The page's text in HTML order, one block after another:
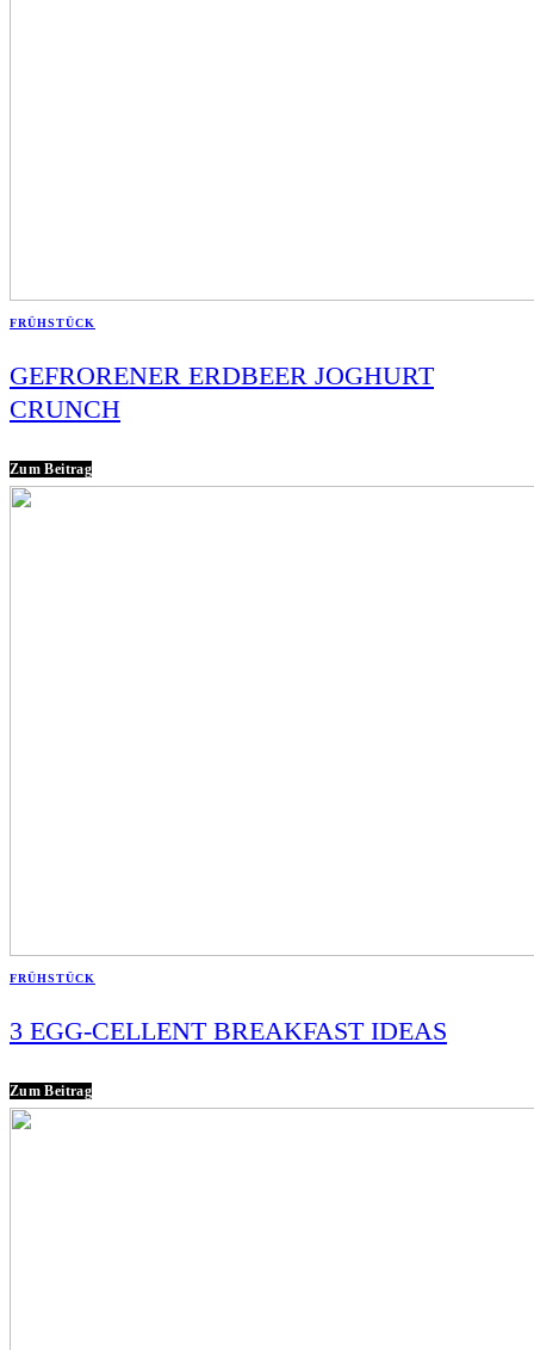
FRÜHSTÜCK
GEFRORENER ERDBEER JOGHURT
CRUNCH
Zum Beitrag
FRÜHSTÜCK
3 EGG-CELLENT BREAKFAST IDEAS
Zum Beitrag